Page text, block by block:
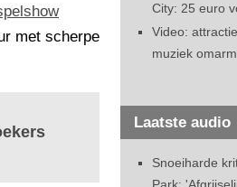
met scherpe
City: 25 euro
Video:
muziek
Laatste audio
Snoeiharde